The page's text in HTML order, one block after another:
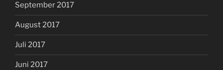
September 2017
August 2017
Juli 2017
Juni 2017